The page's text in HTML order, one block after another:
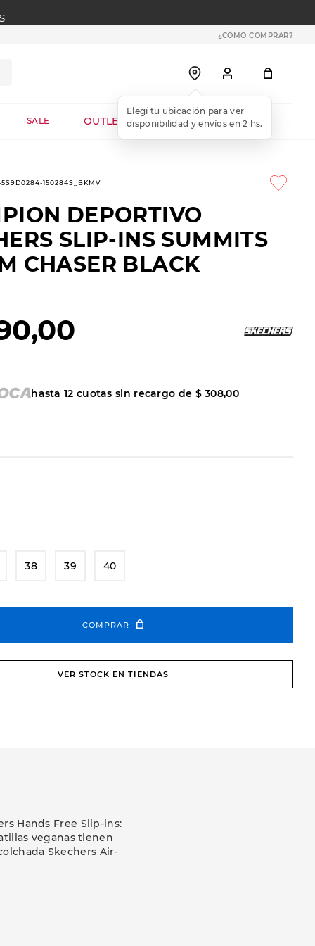
¿CÓMO COMPRAR?
SALE OUTLET WEB
5S9D0284-150284S_BKMV
DEPORTIVO
SLIP-INS SUMMITS
CHASER BLACK
,00
hasta12 cuotas sin recargo de $ 308,00
38 39 40
COMPRAR
VER STOCK EN TIENDAS
Hands Free Slip-ins:
veganas tienen
Skechers Air-